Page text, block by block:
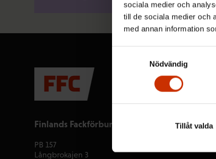
sociala medier och
till de sociala medier och
med annan information
Nödvändig
Tillåt valda
Finlands Fackförbunds Centralorganisation FFC
PB 157
Långbrokajen 3